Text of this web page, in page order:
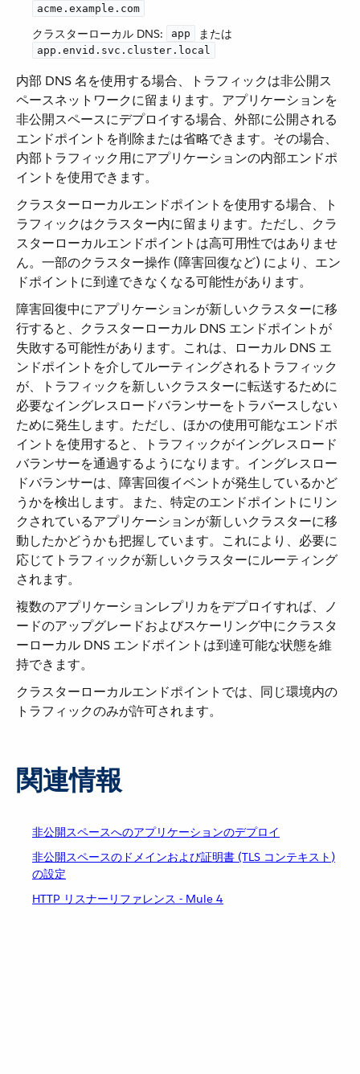
acme.example.com
クラスターローカル DNS: app ​ または ​
app.envid.svc.cluster.local
内部 DNS 名を使用する場合、トラフィックは非公開ス
ペースネットワークに留まります。アプリケーションを
非公開スペースにデプロイする場合、外部に公開される
エンドポイントを削除または省略できます。その場合、
内部トラフィック用にアプリケーションの内部エンドポ
イントを使用できます。
クラスターローカルエンドポイントを使用する場合、ト
ラフィックはクラスター内に留まります。ただし、クラ
スターローカルエンドポイントは高可用性ではありませ
ん。一部のクラスター操作 (障害回復など) により、エン
ドポイントに到達できなくなる可能性があります。
障害回復中にアプリケーションが新しいクラスターに移
行すると、クラスターローカル DNS エンドポイントが
失敗する可能性があります。これは、ローカル DNS エ
ンドポイントを介してルーティングされるトラフィック
が、トラフィックを新しいクラスターに転送するために
必要なイングレスロードバランサーをトラバースしない
ために発生します。ただし、ほかの使用可能なエンドポ
イントを使用すると、トラフィックがイングレスロード
バランサーを通過するようになります。イングレスロー
ドバランサーは、障害回復イベントが発生しているかど
うかを検出します。また、特定のエンドポイントにリン
クされているアプリケーションが新しいクラスターに移
動したかどうかも把握しています。これにより、必要に
応じてトラフィックが新しいクラスターにルーティング
されます。
複数のアプリケーションレプリカをデプロイすれば、ノ
ードのアップグレードおよびスケーリング中にクラスタ
ーローカル DNS エンドポイントは到達可能な状態を維
持できます。
クラスターローカルエンドポイントでは、同じ環境内の
トラフィックのみが許可されます。
関連情報
非公開スペースへのアプリケーションのデプロイ
非公開スペースのドメインおよび証明書 (TLS コンテキスト)
の設定
HTTP リスナーリファレンス - Mule 4